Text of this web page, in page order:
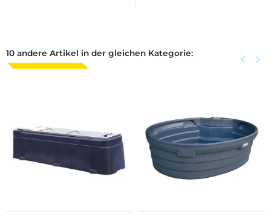
10 andere Artikel in der gleichen Kategorie: Zurück
keyboard_arrow_left keyboard_arrow_right